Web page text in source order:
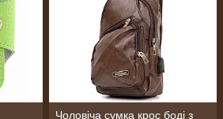
Чоловіча сумка крос боді з